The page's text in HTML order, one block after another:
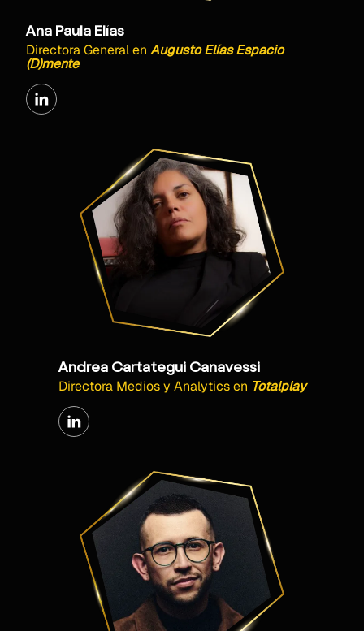
Ana Paula Elías
Directora Generalen Augusto Elías Espacio
(D)mente
Andrea Cartategui Canavessi
Directora Medios y Analytics en Totalplay